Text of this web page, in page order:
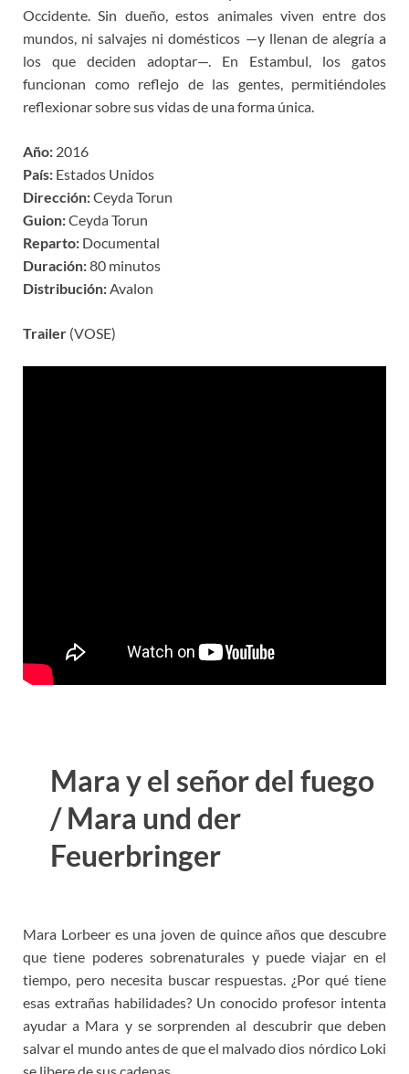
Occidente. Sin dueño, estos animales viven entre dos
mundos, ni salvajes ni domésticos —y llenan de alegría a
los que deciden adoptar—. En Estambul, los gatos
funcionan como reflejo de las gentes, permitiéndoles
reflexionar sobre sus vidas de una forma única.
Año: 2016
País: Estados Unidos
Dirección:Ceyda Torun
Guion:Ceyda Torun
Reparto: Documental
Duración:80 minutos
Distribución:Avalon
Trailer (VOSE)
Mara y el señor del fuego
/ Mara und der
Feuerbringer
Mara Lorbeer es una joven de quince años que descubre
que tiene poderes sobrenaturales y puede viajar en el
tiempo, pero necesita buscar respuestas. ¿Por qué tiene
esas extrañas habilidades? Un conocido profesor intenta
ayudar a Mara y se sorprenden al descubrir que deben
salvar el mundo antes de que el malvado dios nórdico Loki